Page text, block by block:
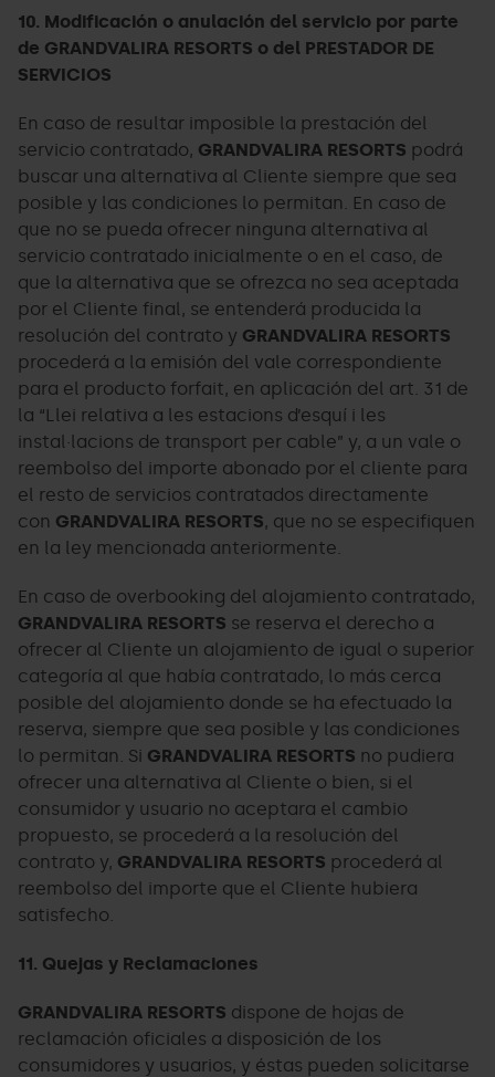
10. Modificación o anulación del servicio por parte
de GRANDVALIRA RESORTS o del PRESTADOR DE
SERVICIOS
En caso de resultar imposible la prestación del
servicio contratado, GRANDVALIRA RESORTS podrá
buscar una alternativa al Cliente siempre que sea
posible y las condiciones lo permitan. En caso de
que no se pueda ofrecer ninguna alternativa al
servicio contratado inicialmente o en el caso, de
que la alternativa que se ofrezca no sea aceptada
por el Cliente final, se entenderá producida la
resolución del contrato y GRANDVALIRA RESORTS
procederá a la emisión del vale correspondiente
para el producto forfait, en aplicación del art. 31 de
la “Llei relativa a les estacions d’esquí i les
instal·lacions de transport per cable” y, a un vale o
reembolso del importe abonado por el cliente para
el resto de servicios contratados directamente
con GRANDVALIRA RESORTS, que no se especifiquen
en la ley mencionada anteriormente.
En caso de overbooking del alojamiento contratado,
GRANDVALIRA RESORTS se reserva el derecho a
ofrecer al Cliente un alojamiento de igual o superior
categoría al que había contratado, lo más cerca
posible del alojamiento donde se ha efectuado la
reserva, siempre que sea posible y las condiciones
lo permitan. Si GRANDVALIRA RESORTS no pudiera
ofrecer una alternativa al Cliente o bien, si el
consumidor y usuario no aceptara el cambio
propuesto, se procederá a la resolución del
contrato y, GRANDVALIRA RESORTS procederá al
reembolso del importe que el Cliente hubiera
satisfecho.
11. Quejas y Reclamaciones
GRANDVALIRA RESORTS dispone de hojas de
reclamación oficiales a disposición de los
consumidores y usuarios, y éstas pueden solicitarse